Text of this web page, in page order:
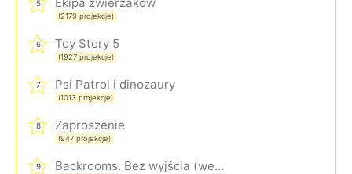
5
(2179 projekcje)
6 Toy Story 5
(1927 projekcje)
7 Psi Patrol i dinozaury
(1013 projekcje)
8 Zaproszenie
(947 projekcje)
9 Backrooms. Bez wyjścia (wersja rozszerzona)